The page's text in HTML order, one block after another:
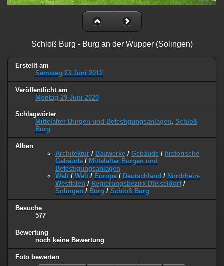
Schloß Burg - Burg an der Wupper (Solingen)
Erstellt am
Samstag 23 Juni 2012
Veröffentlicht am
Montag 29 Juni 2020
Schlagwörter
Mittelalter Burgen und Befestigungsanlagen, Schloß
Burg
Alben
Architektur / Bauwerke / Gebäude / historische
Gebäude / Mittelalter Burgen und
Befestigungsanlagen
Welt / Welt / Europa/ Deutschland / Nordrhein-
Westfalen / Regierungsbezirk Düsseldorf/
Solingen / Burg / Schloß Burg
Besuche
577
Bewertung
noch keine Bewertung
Foto bewerten